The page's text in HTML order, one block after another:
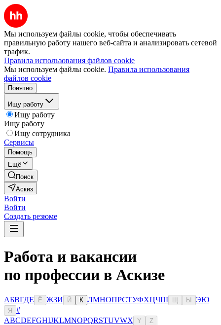
Мы используем файлы cookie, чтобы обеспечивать
правильную работу нашего веб-сайта и анализировать сетевой
трафик.
Правила использования файлов cookie
Мы используем файлы cookie. Правила использования
файлов cookie
Понятно
Ищу работу
Ищу работу
Ищу работу
Ищу сотрудника
Сервисы
Помощь
Ещё
Поиск
Аскиз
Войти
Войти
Создать резюме
Работа и вакансии
по профессии в Аскизе
АБВГДЕ Ё ЖЗИ Й К ЛМНОПРСТУФХЦЧШ Ы ЭЮ
Я
#
ABCDEFGHIJKLMNOPQRSTUVWX Y Z